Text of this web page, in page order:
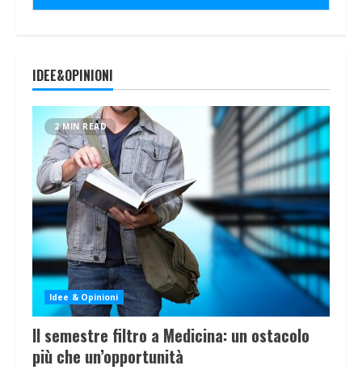
IDEE&OPINIONI
2 MIN READ
Idee & Opinioni
Il semestre filtro a Medicina: un ostacolo
più che un’opportunità